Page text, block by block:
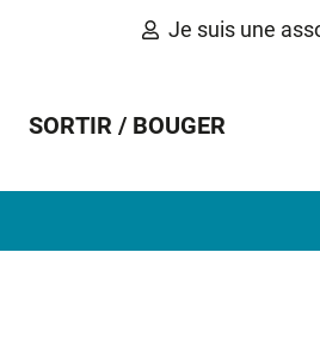
Je suis une
SORTIR / BOUGER